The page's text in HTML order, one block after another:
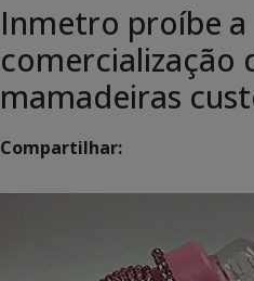
Inmetro proíbe a
comercialização
mamadeiras
Compartilhar: